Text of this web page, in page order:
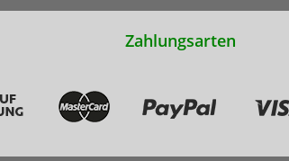
Zahlungsarten